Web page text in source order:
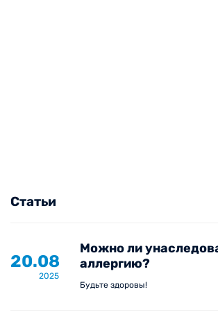
Статьи
20.08
2025
Можно ли
аллергию?
Будьте здоровы!